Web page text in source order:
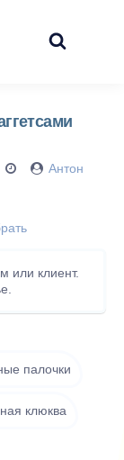
Антон
или клиент.
палочки
клюква